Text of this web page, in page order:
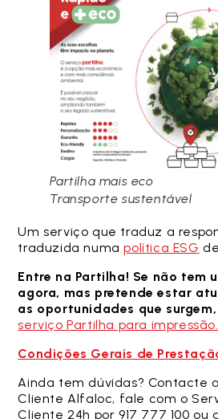
Partilha mais eco
Transporte sustentável
Um serviço que traduz a
traduzida numapolítica ESG
Entre na Partilha! Se não tem
agora, mas pretende estar
as oportunidades que
serviço Partilha para
Condições Gerais de
Ainda tem dúvidas? Contacte
Cliente Alfaloc, fale com o
Cliente 24h por 917 777 100 ou